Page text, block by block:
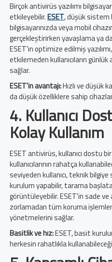
Birçok antivirüs yazılımı
etkileyebilir.ESET, düşük sistem
bilgisayarınızda veya mobil
gerçekleştirirken yavaşlama ya
ESET'in optimize edilmiş
etkilemeden kullanıcıların
sağlar.
ESET'in avantajı:Hızlı ve düşük
da düşük özelliklere sahip
4. Kullanıcı
Kolay Kullanım
ESET antivirüs, kullanıcı dostu
kullanıcılarının rahatça
seviyeden kullanıcı, teknik
kurulum yapabilir, tarama
görüntüleyebilir. ESET'in sade ve
zorlamadan tüm koruma
yönetmelerini sağlar.
Basitlik ve hız:ESET, basit
herkesin rahatlıkla